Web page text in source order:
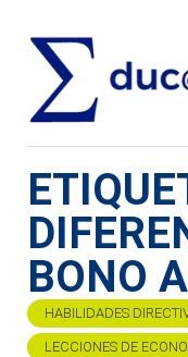
BONO
HABILIDADES
LECCIONES DE